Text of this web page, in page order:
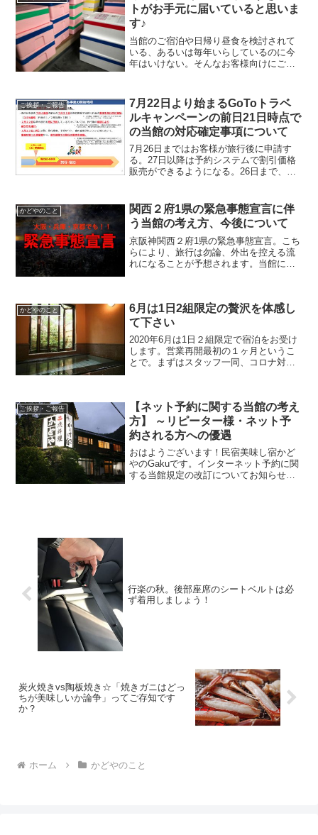
休の会社が多い可能性が高いです。
トがお手元に届いていると思いま
す♪
当館のご宿泊や日帰り昼食を検討されて
いる、あるいは毎年いらしているのに今
年はいけない。そんなお客様向けにご要
だけ買っていただきたい。あまりにも注
文が殺到しすぎて宿の方がおろそかにな
ったら本末転倒。そんな風に思っていま
す。
ご挨拶・ご報告
7月22日より始まるGoToトラベ
ルキャンペーンの前日21日時点で
の当館の対応確定事項について
7月26日まではお客様が旅行後に申請す
る。27日以降は予約システムで割引価格
販売ができるようになる。26日まで、弊
たお客様は、当館にて領収書と宿泊証明
書を発行します。
かどやのこと
関西２府1県の緊急事態宣言に伴
う当館の考え方、今後について
京阪神関西２府1県の緊急事態宣言。こち
らにより、旅行は勿論、外出を控える流
れになることが予想されます。当館にお
の状況をみて、場合によっては休館の可
能性も残し、最終判断を来週中に行いた
いと思います。
かどやのこと
6月は1日2組限定の贅沢を体感し
て下さい
2020年6月は1日２組限定で宿泊をお受け
します。営業再開最初の１ヶ月というこ
とで。まずはスタッフ一同、コロナ対策
で２組でスタートします。勿論、だから
と言って貸切料金、UP料金はありませ
ん。平時の価格です。
ご挨拶・ご報告
【ネット予約に関する当館の考え
方】 ～リピーター様・ネット予
約される方への優遇
おはようございます！民宿美味し宿かど
やのGakuです。インターネット予約に関
する当館規定の改訂についてお知らせい
行楽の秋。後部座席のシートベルトは必
ず着用しましょう！
炭火焼きvs陶板焼き☆「焼きガニはどっ
ちが美味しいか論争」ってご存知です
か？
ホーム かどやのこと